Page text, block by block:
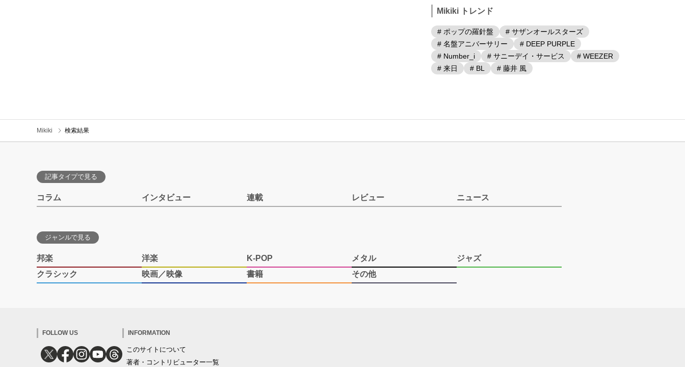
Mikiki トレンド
# ポップの羅針盤
# サザンオールスターズ
# 名盤アニバーサリー
# DEEP PURPLE
# Number_i
# サニーデイ・サービス
# WEEZER
# 来日
# BL # 藤井 風
Mikiki 検索結果
記事タイプで見る
コラム インタビュー 連載 レビュー ニュース
ジャンルで見る
邦楽 洋楽 K-POP メタル
ジャズ
クラシック
映画／映像 書籍 その他
FOLLOW US INFORMATION
このサイトについて
著者・コントリビューター一覧